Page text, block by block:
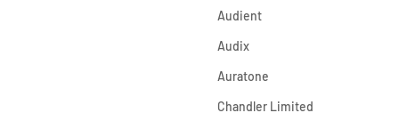
Audient
Audix
Auratone
Chandler Limited